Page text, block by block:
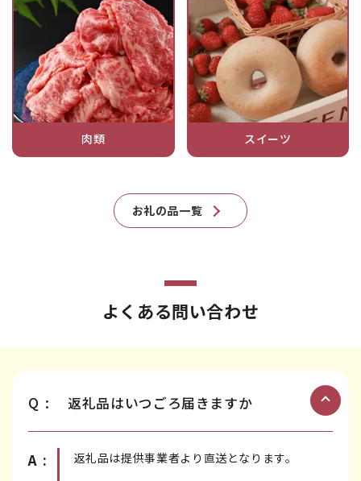
肉類 スイーツ
お礼の品一覧
よくある問い合わせ
Q: 返礼品はいつごろ届きますか
A: 返礼品は提供事業者より直送となります。